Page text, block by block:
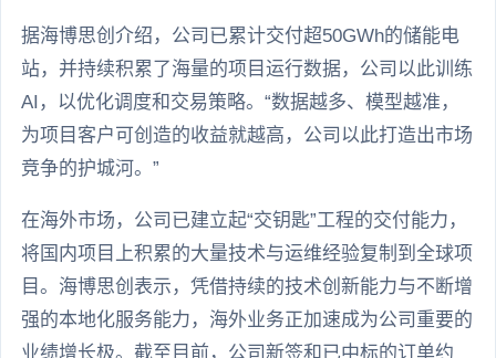
据海博思创介绍，公司已累计交付超50GWh的储能电
站，并持续积累了海量的项目运行数据，公司以此训练
AI，以优化调度和交易策略。“数据越多、模型越准，
为项目客户可创造的收益就越高，公司以此打造出市场
竞争的护城河。”
在海外市场，公司已建立起“交钥匙”工程的交付能力，
将国内项目上积累的大量技术与运维经验复制到全球项
目。海博思创表示，凭借持续的技术创新能力与不断增
强的本地化服务能力，海外业务正加速成为公司重要的
业绩增长极。截至目前，公司新签和已中标的订单约